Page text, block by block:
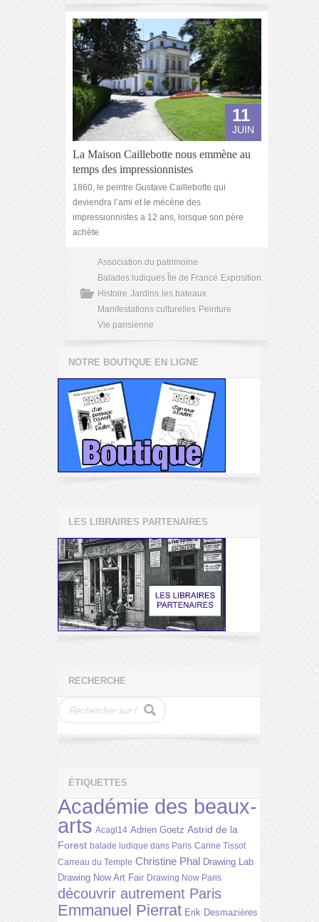
11
JUIN
La Maison Caillebotte nous emmène au
temps des impressionnistes
1860, le peintre Gustave Caillebotte qui
deviendra l’ami et le mécène des
impressionnistes a 12 ans, lorsque son père
achète
Association du patrimoine
Balades ludiques Île de France Exposition
Histoire Jardins les bateaux
Manifestations culturelles Peinture
Vie parisienne
NOTRE BOUTIQUE EN LIGNE
LES LIBRAIRES PARTENAIRES
RECHERCHE
ÉTIQUETTES
Académie des beaux-
arts Acagl14 Adrien Goetz Astrid de la
Forest balade ludique dans Paris Carine Tissot
Carreau du Temple Christine Phal Drawing Lab
Drawing Now Art Fair Drawing Now Paris
découvrir autrement Paris
Emmanuel Pierrat Erik Desmazières